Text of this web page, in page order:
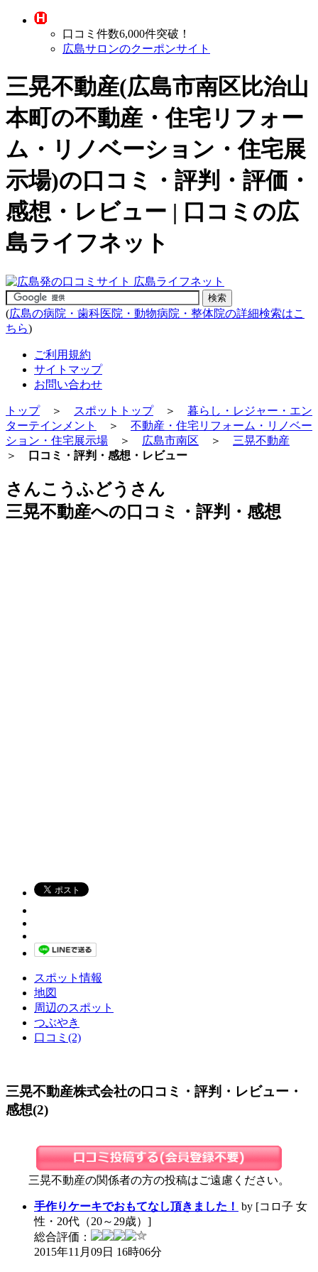
口コミ件数6,000件突破！
広島サロンのクーポンサイト
三晃不動産(広島市南区比治山
本町の不動産・住宅リフォー
ム・リノベーション・住宅展
示場)の口コミ・評判・評価・
感想・レビュー | 口コミの広
島ライフネット
(広島の病院・歯科医院・動物病院・整体院の詳細検索はこ
ちら)
ご利用規約
サイトマップ
お問い合わせ
トップ＞ スポットトップ＞ 暮らし・レジャー・エン
ターテインメント
＞ 不動産・住宅リフォーム・リノベー
ション・住宅展示場 ＞ 広島市南区 ＞ 三晃不動産
＞
口コミ・評判・感想・レビュー
さんこうふどうさん
三晃不動産への口コミ・評判・感想
スポット情報
地図
周辺のスポット
つぶやき
口コミ(2)
三晃不動産株式会社の口コミ・評判・レビュー・
感想(2)
三晃不動産の関係者の方の投稿はご遠慮ください。
手作りケーキでおもてなし頂きました！ by [コロ子 女
性・20代（20～29歳）]
総合評価：
2015年11月09日 16時06分